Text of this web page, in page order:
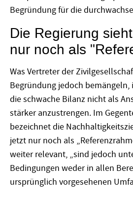
Begründung für die
Die Regierung
nur noch als
Was Vertreter der
Begründung jedoch bemängeln,
die schwache Bilanz nicht als
stärker anzustrengen. Im
bezeichnet die
jetzt nur noch als
weiter relevant, „sind jedoch
Bedingungen weder in allen
ursprünglich vorgesehenen